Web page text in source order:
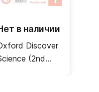
в наличии
Discover
(2nd